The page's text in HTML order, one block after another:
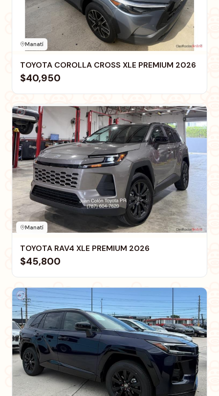
Manatí
TOYOTA COROLLA CROSS XLE PREMIUM 2026
$40,950
Manatí
TOYOTA RAV4 XLE PREMIUM 2026
$45,800